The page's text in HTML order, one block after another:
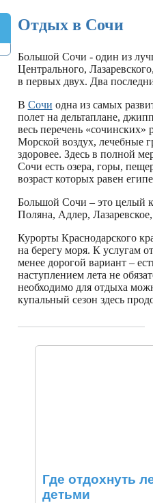
Отдых в Сочи
Большой Сочи - один из
Центрального,
в первых двух. Два
В Сочи одна из самых
полет на дельтаплане,
весь перечень «сочинских»
Морской воздух, лечебные
здоровее. Здесь в полной
Сочи есть озера, горы,
возраст которых равен
Большой Сочи – это целый
Поляна, Адлер,
Курорты Краснодарского
на берегу моря. К услугам
менее дорогой вариант –
наступлением лета не
необходимо для отдыха
купальный сезон здесь
Где отдохнуть
детьми